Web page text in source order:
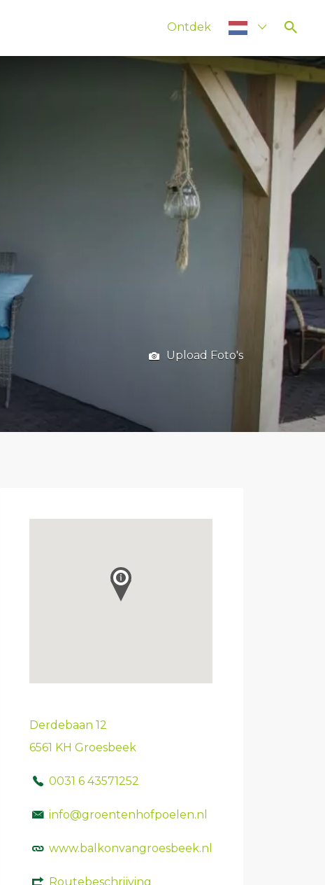
Ontdek
Upload Foto's
Derdebaan 12
6561 KH Groesbeek
0031 6 43571252
info@groentenhofpoelen.nl
www.balkonvangroesbeek.nl
Routebeschrijving